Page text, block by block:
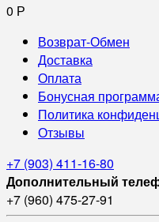
0 Р
Возврат-Обмен
Доставка
Оплата
Бонусная
Политика
Отзывы
+7 (903) 411-16-80
Дополнительный
+7 (960) 475-27-91